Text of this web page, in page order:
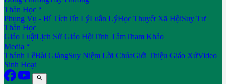
Thần Học 
Phụng Vụ - Bí TíchTín LýLuân LýHọc Thuyết Xã HộiSuy Tư
Thần Học
Giáo LuậtLịch Sử Giáo HộiTĩnh TâmTham Khảo
Media 
Thánh LễBài GiảngSuy Niệm Lời ChúaGiới Thiệu Giáo XứVideo
Sinh Hoạt
